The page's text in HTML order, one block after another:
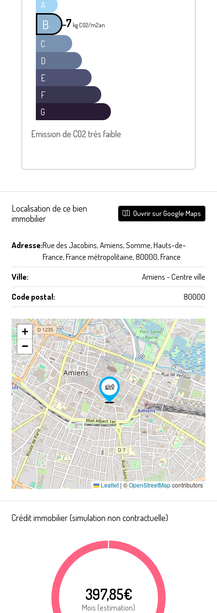
A
B ━7 kg C02/m2.an
C
D
E
F
G
Emission de CO2 très faible
Localisation de ce bien
immobilier
Ouvrir sur Google Maps
Adresse:Rue des Jacobins, Amiens, Somme, Hauts-de-
France, France métropolitaine, 80000, France
Ville:
Amiens - Centre ville
Code postal:
80000
+
−
Leaflet | ©OpenStreetMapcontributors
Crédit immobilier (simulation non contractuelle)
397,85€
Mois (estimation)